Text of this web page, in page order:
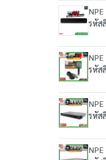
รหัส
รหัส
รหัส